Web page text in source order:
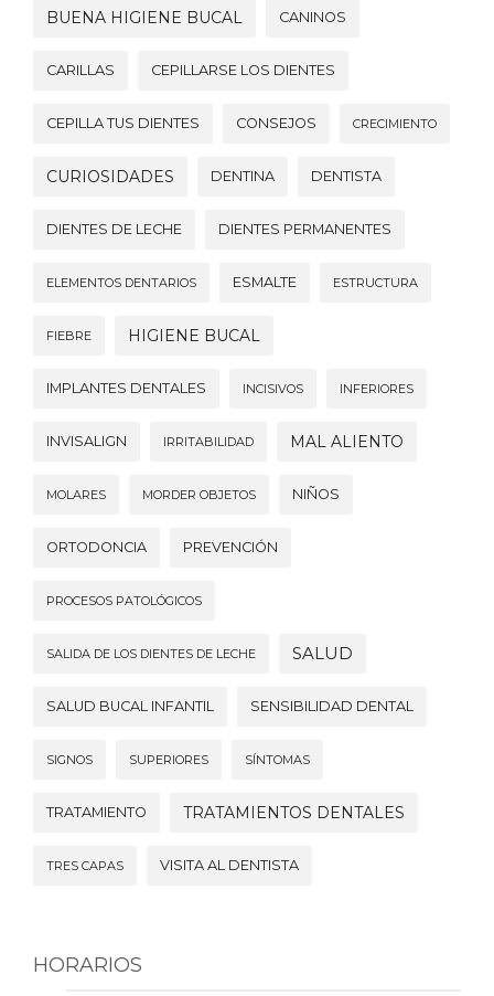
BUENA HIGIENE BUCAL CANINOS
CARILLAS CEPILLARSE LOS DIENTES
CEPILLA TUS DIENTES CONSEJOS CRECIMIENTO
CURIOSIDADES DENTINA DENTISTA
DIENTES DE LECHE DIENTES PERMANENTES
ELEMENTOS DENTARIOS ESMALTE ESTRUCTURA
FIEBRE HIGIENE BUCAL
IMPLANTES DENTALES INCISIVOS INFERIORES
INVISALIGN IRRITABILIDAD MAL ALIENTO
MOLARES MORDER OBJETOS NIÑOS
ORTODONCIA PREVENCIÓN
PROCESOS PATOLÓGICOS
SALIDA DE LOS DIENTES DE LECHE SALUD
SALUD BUCAL INFANTIL SENSIBILIDAD DENTAL
SIGNOS SUPERIORES SÍNTOMAS
TRATAMIENTO TRATAMIENTOS DENTALES
TRES CAPAS VISITA AL DENTISTA
HORARIOS